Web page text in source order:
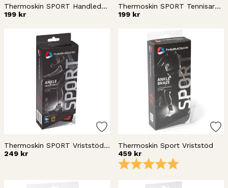
Thermoskin SPORT Handledsstöd reglerbart
199 kr
Thermoskin SPORT Tennisarmbåge reglerbar
199 kr
Thermoskin SPORT Vriststöd reglerbart
249 kr
Thermoskin Sport Vriststöd
459 kr
Betyg: